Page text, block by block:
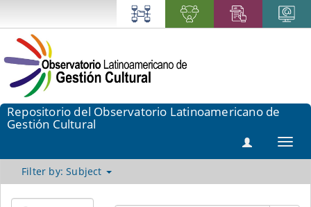
Repositorio del Observatorio Latinoamericano de
Gestión Cultural
Filter by: Subject